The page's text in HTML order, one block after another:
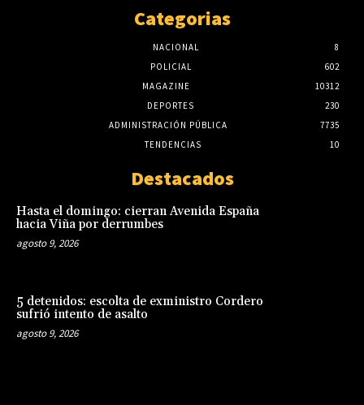
Categorias
NACIONAL
8
POLICIAL
602
MAGAZINE
10312
DEPORTES
230
ADMINISTRACIÓN PÚBLICA
7735
TENDENCIAS
10
Destacados
Hasta el domingo: cierran Avenida España
hacia Viña por derrumbes
agosto 9, 2026
5 detenidos: escolta de exministro Cordero
sufrió intento de asalto
agosto 9, 2026